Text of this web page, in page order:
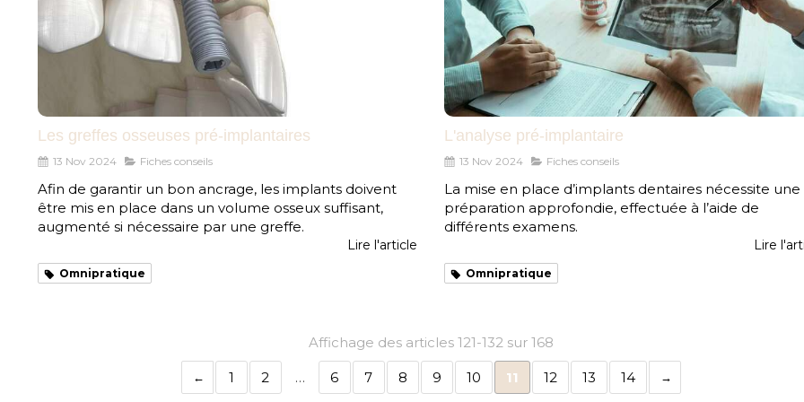
Les greffes osseuses pré-implantaires
13 Nov 2024 Fiches conseils
Afin de garantir un bon ancrage, les implants doivent
être mis en place dans un volume osseux suffisant,
augmenté si nécessaire par une greffe.
Lire l'article
Omnipratique
L'analyse pré-implantaire
13 Nov 2024 Fiches conseils
La mise en place d’implants dentaires nécessite une
préparation approfondie, effectuée à l’aide de
différents examens.
Lire
Omnipratique
Affichage des articles 121-132 sur 168
1 2 … 6 7 8 9 10 11 12 13 14